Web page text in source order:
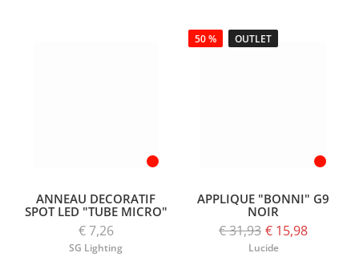
ANNEAU DECORATIF
SPOT LED "TUBE MICRO"
€ 7,26
SG Lighting
50 % OUTLET
APPLIQUE "BONNI" G9
NOIR
€ 31,93 € 15,98
Lucide